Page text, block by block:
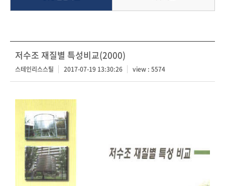
저수조 재질별 특성비교(2000)
스테인리스스틸 2017-07-19 13:30:26 view : 5574